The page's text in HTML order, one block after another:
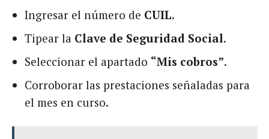
Ingresar el número de CUIL.
Tipear la Clave de Seguridad Social.
Seleccionar el apartado “Mis cobros”.
Corroborar las prestaciones señaladas para
el mes en curso.